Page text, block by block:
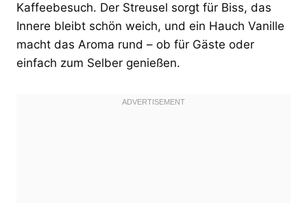
Kaffeebesuch. Der Streusel sorgt für Biss, das
Innere bleibt schön weich, und ein Hauch Vanille
macht das Aroma rund – ob für Gäste oder
einfach zum Selber genießen.